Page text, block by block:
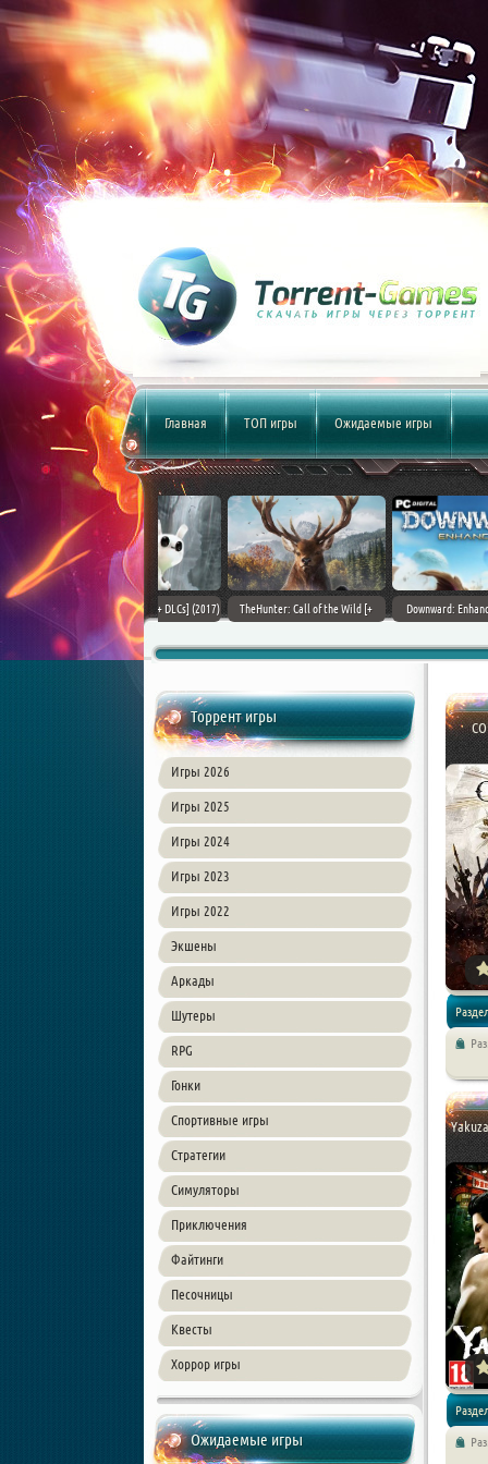
Главная ТОП игры Ожидаемые игры
World [v 1.11.4 + DLCs] (2017)
PC | Лицензия
TheHunter: Call of the Wild [+
Downward: Enhanced Edition
Торрент игры
Игры 2026
Игры 2025
Игры 2024
Игры 2023
Игры 2022
Экшены
Аркады
Шутеры
RPG
Гонки
Спортивные игры
Стратегии
Симуляторы
Приключения
Файтинги
Песочницы
Квесты
Хоррор игры
Ожидаемые игры